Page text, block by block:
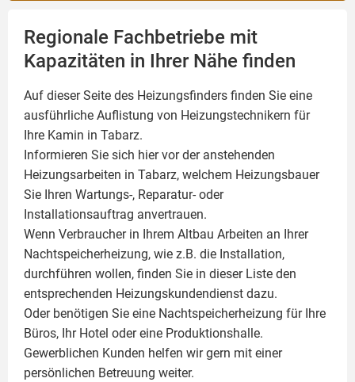
Regionale Fachbetriebe mit
Kapazitäten in Ihrer Nähe finden
Auf dieser Seite des Heizungsfinders finden Sie eine
ausführliche Auflistung von Heizungstechnikern für
Ihre Kamin in Tabarz.
Informieren Sie sich hier vor der anstehenden
Heizungsarbeiten in Tabarz, welchem Heizungsbauer
Sie Ihren Wartungs-, Reparatur- oder
Installationsauftrag anvertrauen.
Wenn Verbraucher in Ihrem Altbau Arbeiten an Ihrer
Nachtspeicherheizung, wie z.B. die Installation,
durchführen wollen, finden Sie in dieser Liste den
entsprechenden Heizungskundendienst dazu.
Oder benötigen Sie eine Nachtspeicherheizung für Ihre
Büros, Ihr Hotel oder eine Produktionshalle.
Gewerblichen Kunden helfen wir gern mit einer
persönlichen Betreuung weiter.